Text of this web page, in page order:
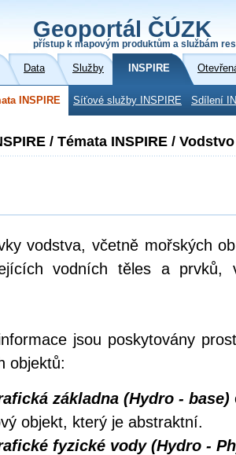
Geoportál ČÚZK
přístup k mapovým produktům a službám
Data Služby INSPIRE
INSPIRE Síťové služby INSPIRE Sdílení
/ Témata INSPIRE / Vodstvo
vodstva, včetně mořských
vodních těles a prvků,
jsou poskytovány
objektů:
základna (Hydro - base)
objekt, který je abstraktní.
fyzické vody (Hydro -